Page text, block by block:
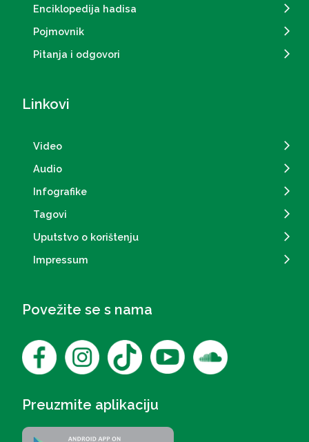
Enciklopedija hadisa
Pojmovnik
Pitanja i odgovori
Linkovi
Video
Audio
Infografike
Tagovi
Uputstvo o korištenju
Impressum
Povežite se s nama
Preuzmite aplikaciju